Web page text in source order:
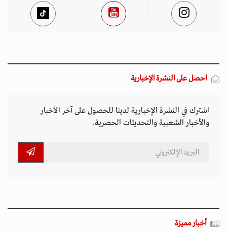
احصل على النشرة الإخبارية
اشترك في النشرة الإخبارية لدينا للحصول على آخر الأخبار
والأخبار الشعبية والتحديثات الحصرية.
أخبار مميزة